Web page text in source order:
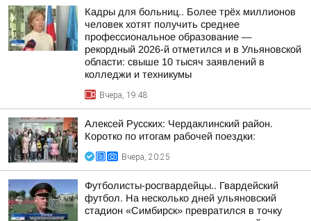
Кадры для больниц.. Более трёх миллионов
человек хотят получить среднее
профессиональное образование —
рекордный 2026-й отметился и в Ульяновской
области: свыше 10 тысяч заявлений в
колледжи и техникумы
Вчера, 19:48
Алексей Русских: Чердаклинский район.
Коротко по итогам рабочей поездки:
Вчера, 20:25
Футболисты-росгвардейцы.. Гвардейский
футбол. На несколько дней ульяновский
стадион «Симбирск» превратился в точку